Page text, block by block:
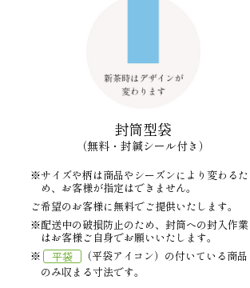
封筒型袋
（無料・封緘シール付き）
※サイズや柄は商品やシーズンにより変わるた
め、お客様が指定はできません。
ご希望のお客様に無料でご提供いたします。
※配送中の破損防止のため、封筒への封入作業
はお客様ご自身でお願いいたします。
※
平袋
（平袋アイコン）の付いている商品
のみ収まる寸法です。